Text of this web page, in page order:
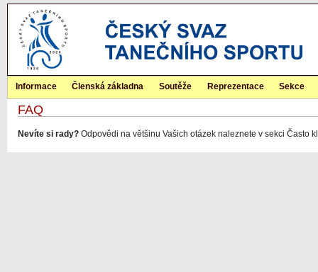
Informace Členská základna Soutěže Reprezentace Sekce
FAQ
Nevíte si rady? Odpovědi na většinu Vašich otázek naleznete v sekci Často